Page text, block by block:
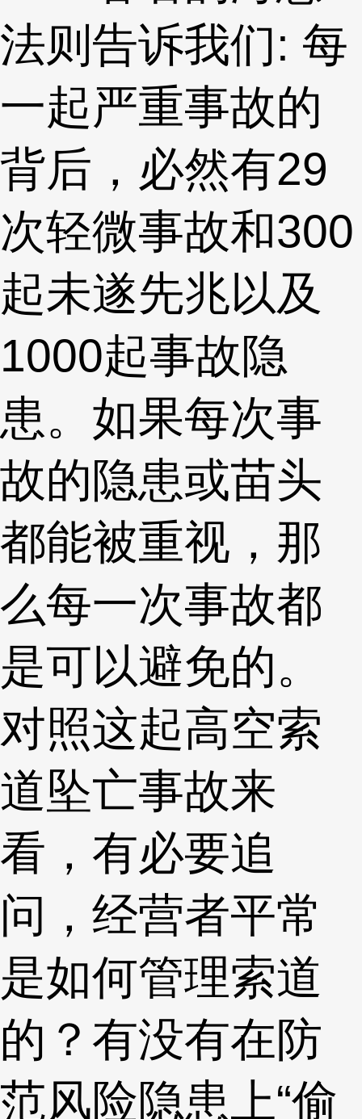
法则告诉我们: 每
一起严重事故的
背后，必然有29
次轻微事故和300
起未遂先兆以及
1000起事故隐
患。如果每次事
故的隐患或苗头
都能被重视，那
么每一次事故都
是可以避免的。
对照这起高空索
道坠亡事故来
看，有必要追
问，经营者平常
是如何管理索道
的？有没有在防
范风险隐患上“偷